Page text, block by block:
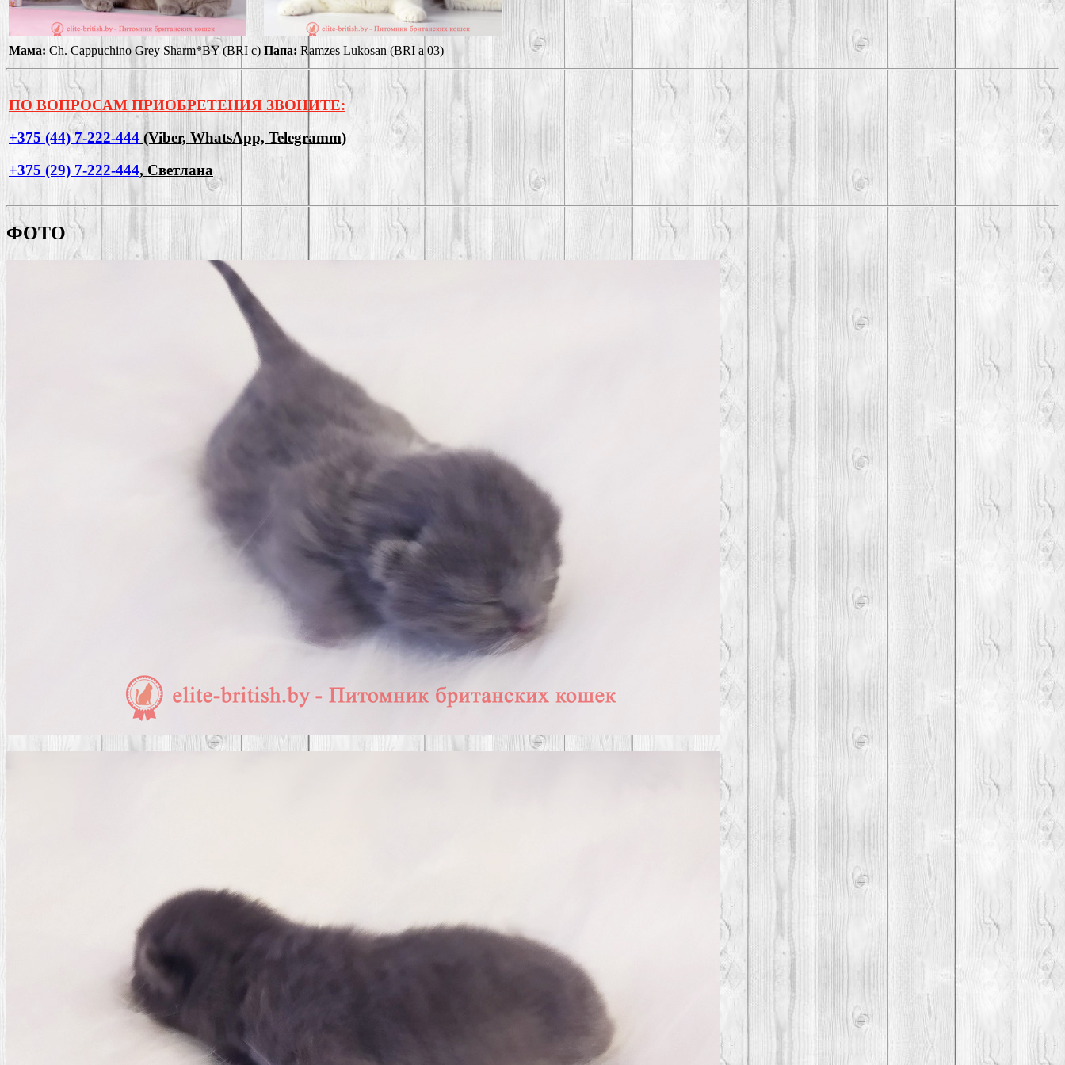
Мама: Ch. Cappuchino Grey Sharm*BY (BRI c) Папа: Ramzes Lukosan (BRI a 03)
ПО ВОПРОСАМ ПРИОБРЕТЕНИЯ ЗВОНИТЕ:
+375 (44) 7-222-444(Viber, WhatsApp, Telegramm)
+375 (29) 7-222-444, Светлана
ФОТО